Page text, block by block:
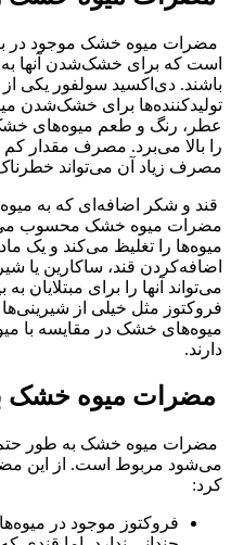
مضرات میوه خشک موجود در
است که برای خشک‌شدن آنها به
باشند. دی‌اکسید سولفور یکی
تولیدکننده‌ها برای خشک‌شدن
عطر، رنگ و طعم میوه‌های
را بالا می‌برد. مصرف مقدار کم
مصرف زیاد آن می‌تواند
قند و شکر اضافه‌ای که به
مضرات میوه خشک محسوب
میوه‌ها را تغلیظ می‌کند و یک
اضافه‌کردن قند، ساکارین یا
می‌تواند آنها را برای مبتلایان
فروکتوز مثل خیلی از
میوه‌های خشک در مقایسه با
دارند.
مضرات میوه خشک
مضرات میوه خشک به طور حتم
می‌شود مربوط است. از این
کرد:
فروکتوز موجود در